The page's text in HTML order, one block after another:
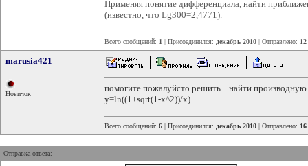
Применяя понятие дифференциала, найти
(известно, что Lg300=2,4771).
Всего сообщений: 1 | Присоединился: декабрь 2010 | Отправлено:
marusia421
Новичок
помогите пожалуйсто решить... найти
y=ln((1+sqrt(1-x^2))/x)
Всего сообщений: 6 | Присоединился: декабрь 2010 | Отправлено:
Отправка ответа: